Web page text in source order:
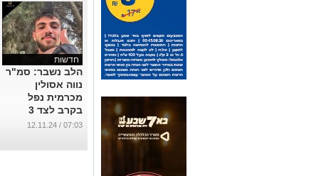
חדשות
הלב נשבר: סמ"ר
נווה אסולין
מכרמית נפל
בקרב לצד 3
מחבריו
07:03 / 12.11.24